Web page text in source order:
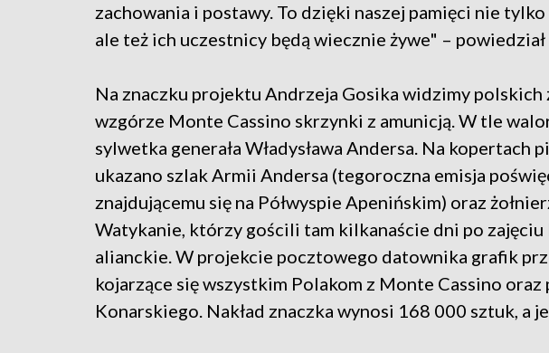
zachowania i postawy. To dzięki naszej pamięci nie
ale też ich uczestnicy będą wiecznie żywe" –
Na znaczku projektu Andrzeja Gosika widzimy polskich
wzgórze Monte Cassino skrzynki z amunicją. W tle
sylwetka generała Władysława Andersa. Na kopertach
ukazano szlak Armii Andersa (tegoroczna emisja
znajdującemu się na Półwyspie Apenińskim) oraz
Watykanie, którzy gościli tam kilkanaście dni po zajęciu
alianckie. W projekcie pocztowego datownika grafik
kojarzące się wszystkim Polakom z Monte Cassino oraz
Konarskiego. Nakład znaczka wynosi 168 000 sztuk, a